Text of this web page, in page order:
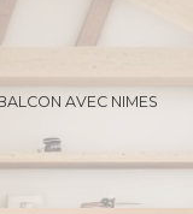
AVEC NIMES